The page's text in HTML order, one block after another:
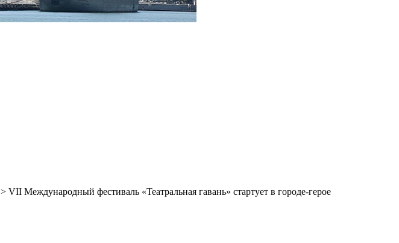
> VII Международный фестиваль «Театральная гавань» стартует в городе-герое